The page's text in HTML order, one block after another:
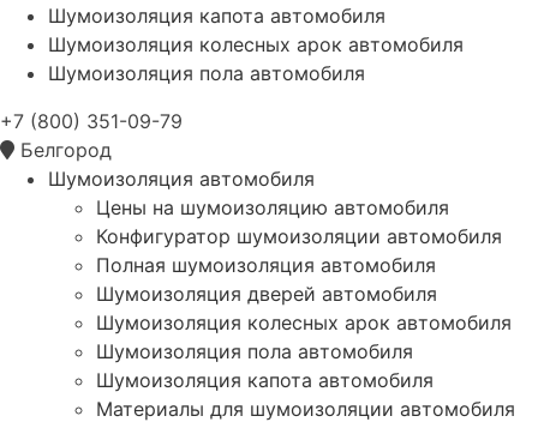
Шумоизоляция капота автомобиля
Шумоизоляция колесных арок автомобиля
Шумоизоляция пола автомобиля
+7 (800) 351-09-79
Белгород
Шумоизоляция автомобиля
Цены на шумоизоляцию автомобиля
Конфигуратор шумоизоляции автомобиля
Полная шумоизоляция автомобиля
Шумоизоляция дверей автомобиля
Шумоизоляция колесных арок автомобиля
Шумоизоляция пола автомобиля
Шумоизоляция капота автомобиля
Материалы для шумоизоляции автомобиля